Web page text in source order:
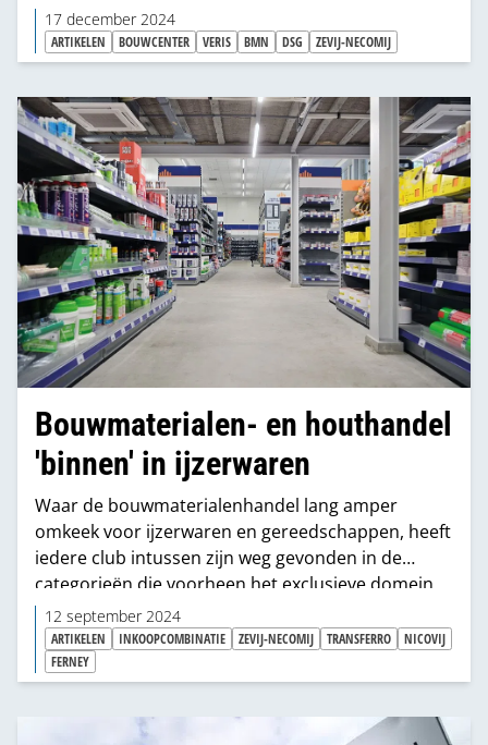
17 december 2024
ARTIKELEN BOUWCENTER VERIS BMN DSG ZEVIJ-NECOMIJ
Bouwmaterialen- en houthandel
'binnen' in ijzerwaren
Waar de bouwmaterialenhandel lang amper
omkeek voor ijzerwaren en gereedschappen, heeft
iedere club intussen zijn weg gevonden in de
categorieën die voorheen het exclusieve domein
waren van de ijzerwarenhandel. Dat maakt de
branche er niet doorzichtiger op.
12 september 2024
ARTIKELEN INKOOPCOMBINATIE ZEVIJ-NECOMIJ TRANSFERRO
NICOVIJ
FERNEY